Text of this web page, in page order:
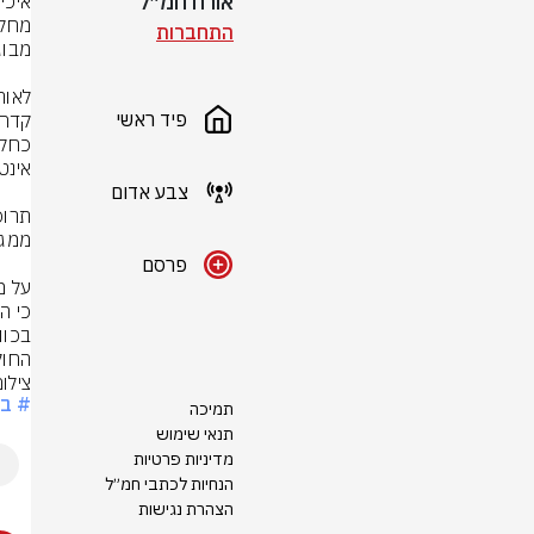
התחברות
פיד ראשי
צבע אדום
פרסם
תמיכה
תנאי שימוש
מדיניות פרטיות
הנחיות לכתבי חמ״ל
הצהרת נגישות
#